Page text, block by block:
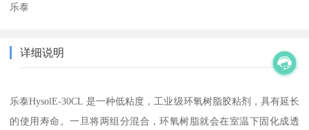
乐泰
详细说明
乐泰HysolE-30CL 是一种低粘度，工业级环氧树脂胶粘剂，具有延长
的使用寿命。一旦将两组分混合，环氧树脂就会在室温下固化成透